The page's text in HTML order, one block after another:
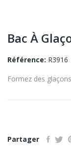
Bac À
Référence: R3916
Formez des
Partager